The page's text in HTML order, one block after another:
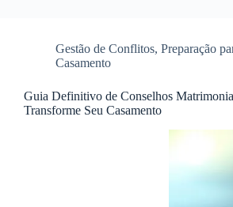
Gestão de Conflitos, Preparação
Casamento
Guia Definitivo de Conselhos
Transforme Seu Casamento